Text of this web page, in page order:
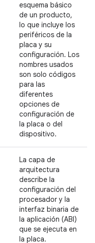
esquema básico
de un producto,
lo que incluye los
periféricos de la
placa y su
configuración. Los
nombres usados
son solo códigos
para las
diferentes
opciones de
configuración de
la placa o del
dispositivo.
La capa de
arquitectura
describe la
configuración del
procesador y la
interfaz binaria de
la aplicación (ABI)
que se ejecuta en
la placa.